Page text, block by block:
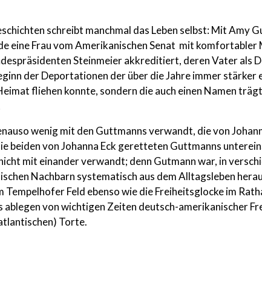
schreibt manchmal das Leben selbst: Mit
eine Frau vom Amerikanischen Senat mit
Steinmeier akkreditiert, deren Vater als
der Deportationen der über die Jahre immer
fliehen konnte, sondern die auch einen Namen
wenig mit den Guttmanns verwandt, die von
beiden von Johanna Eck geretteten Guttmanns
mit einander verwandt; denn Gutmann war, in
Nachbarn systematisch aus dem Alltagsleben
Tempelhofer Feld ebenso wie die Freiheitsglocke im
ablegen von wichtigen Zeiten deutsch-amerikanischer
Torte.